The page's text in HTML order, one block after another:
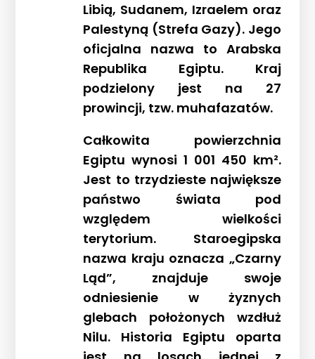
Libią, Sudanem, Izraelem oraz
Palestyną (Strefa Gazy). Jego
oficjalna nazwa to Arabska
Republika Egiptu. Kraj
podzielony jest na 27
prowincji, tzw. muhafazatów.
Całkowita powierzchnia
Egiptu wynosi 1 001 450 km².
Jest to trzydzieste największe
państwo świata pod
względem wielkości
terytorium. Staroegipska
nazwa kraju oznacza „Czarny
Ląd”, znajduje swoje
odniesienie w żyznych
glebach położonych wzdłuż
Nilu. Historia Egiptu oparta